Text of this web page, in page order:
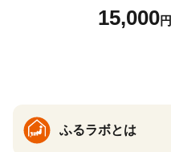
ル 缶ビール 酒 お酒 アルコー
15,000円
ふるラボとは